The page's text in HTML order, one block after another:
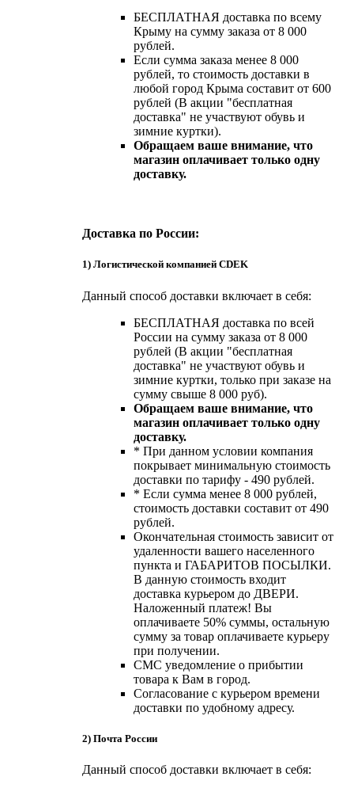
БЕСПЛАТНАЯ доставка по всему
Крыму на сумму заказа от 8 000
рублей.
Если сумма заказа менее 8 000
рублей, то стоимость доставки в
любой город Крыма составит от 600
рублей (В акции "бесплатная
доставка" не участвуют обувь и
зимние куртки).
Обращаем ваше внимание, что
магазин оплачивает только одну
доставку.
Доставка по России:
1) Логистической компанией CDEK
Данный способ доставки включает в себя:
БЕСПЛАТНАЯ доставка по всей
России на сумму заказа от 8 000
рублей (В акции "бесплатная
доставка" не участвуют обувь и
зимние куртки, только при заказе на
сумму свыше 8 000 руб).
Обращаем ваше внимание, что
магазин оплачивает только одну
доставку.
* При данном условии компания
покрывает минимальную стоимость
доставки по тарифу - 490 рублей.
* Если сумма менее 8 000 рублей,
стоимость доставки составит от 490
рублей.
Окончательная стоимость зависит от
удаленности вашего населенного
пункта и ГАБАРИТОВ ПОСЫЛКИ.
В данную стоимость входит
доставка курьером до ДВЕРИ.
Наложенный платеж! Вы
оплачиваете 50% суммы, остальную
сумму за товар оплачиваете курьеру
при получении.
СМС уведомление о прибытии
товара к Вам в город.
Согласование с курьером времени
доставки по удобному адресу.
2) Почта России
Данный способ доставки включает в себя: